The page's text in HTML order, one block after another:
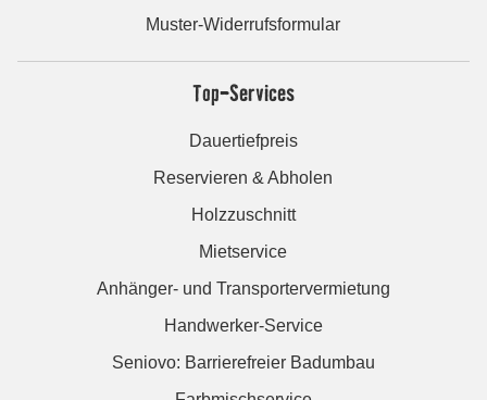
Muster-Widerrufsformular
Top-Services
Dauertiefpreis
Reservieren & Abholen
Holzzuschnitt
Mietservice
Anhänger- und Transportervermietung
Handwerker-Service
Seniovo: Barrierefreier Badumbau